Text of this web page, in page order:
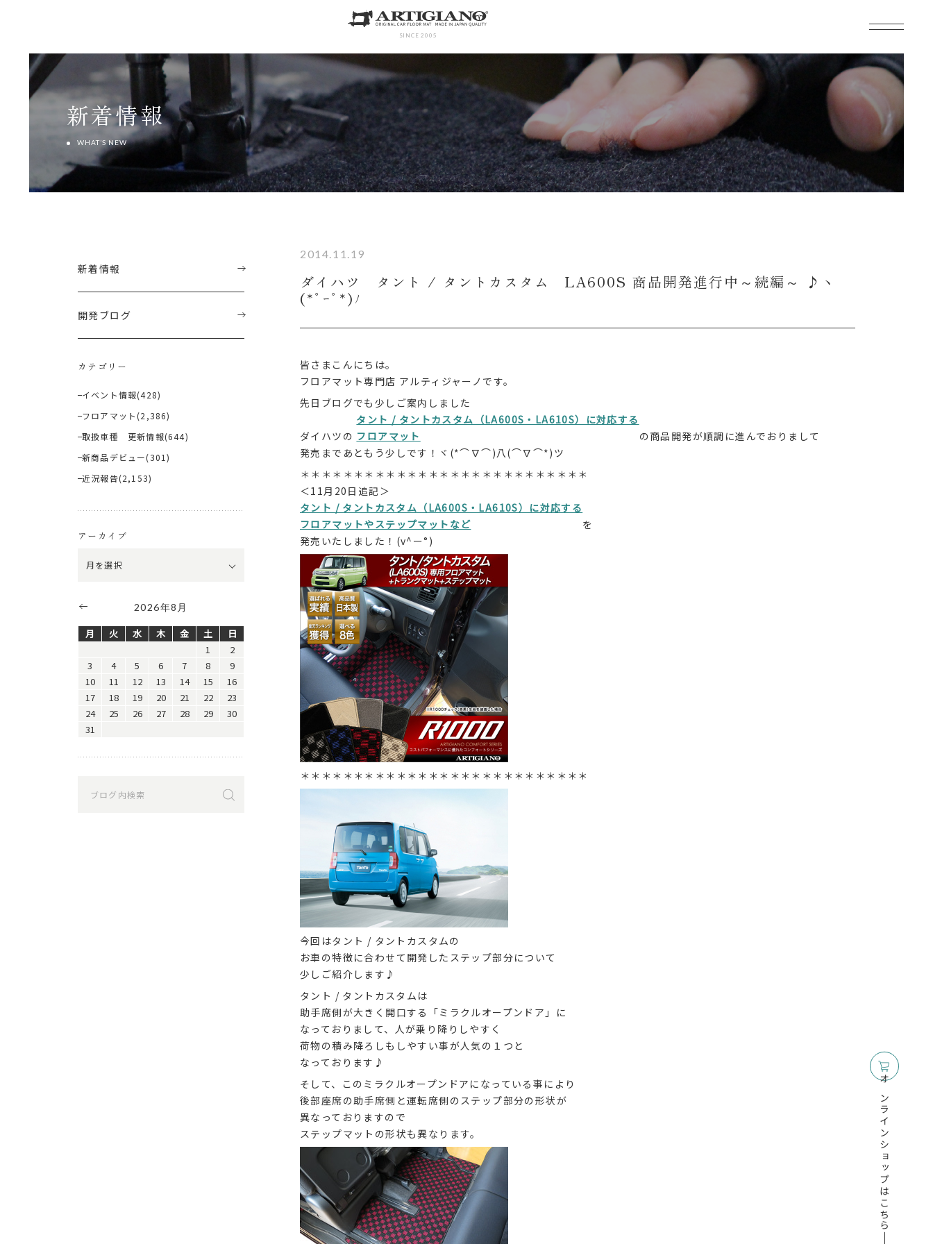
SINCE 2005
新着情報
WHAT’S NEW
2014.11.19
ダイハツ タント / タントカスタム LA600S 商品開発進行中～続編～ ♪ヽ
(*ﾟｰﾟ*)ﾉ
皆さまこんにちは。
フロアマット専門店 アルティジャーノです。
先日ブログでも少しご案内しました
ダイハツの
タント / タントカスタム（LA600S・LA610S）に対応する
フロアマット
の商品開発が順調に進んでおりまして
発売まであともう少しです！ヾ(*⌒∇⌒)八(⌒∇⌒*)ツ
＊＊＊＊＊＊＊＊＊＊＊＊＊＊＊＊＊＊＊＊＊＊＊＊＊＊＊
＜11月20日追記＞
タント / タントカスタム（LA600S・LA610S）に対応する
フロアマットやステップマットなど
を
発売いたしました！(v^ー°)
＊＊＊＊＊＊＊＊＊＊＊＊＊＊＊＊＊＊＊＊＊＊＊＊＊＊＊
今回はタント / タントカスタムの
お車の特徴に合わせて開発したステップ部分について
少しご紹介します♪
タント / タントカスタムは
助手席側が大きく開口する「ミラクルオープンドア」に
なっておりまして、人が乗り降りしやすく
荷物の積み降ろしもしやすい事が人気の１つと
なっております♪
そして、このミラクルオープンドアになっている事により
後部座席の助手席側と運転席側のステップ部分の形状が
異なっておりますので
ステップマットの形状も異なります。
新着情報
開発ブログ
カテゴリー
イベント情報(428)
フロアマット (2,386)
取扱車種 更新情報(644)
新商品デビュー(301)
近況報告(2,153)
アーカイブ
2026年8月
月 火 水 木 金 土
日
1
2
3
4 5 6 7 8
9
10
11 12 13 14 15
16
17
18 19 20 21 22
23
24
25 26 27 28 29
30
31
オンラインショップはこちら